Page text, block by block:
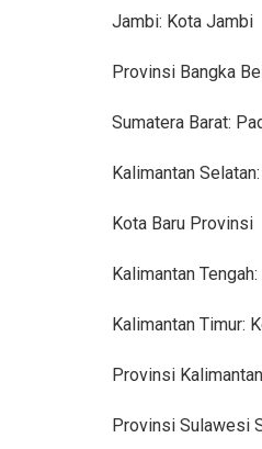
Jambi: Kota Jambi
Provinsi Bangka
Sumatera Barat:
Kalimantan
Kota Baru Provinsi
Kalimantan
Kalimantan Timur:
Provinsi
Provinsi Sulawesi